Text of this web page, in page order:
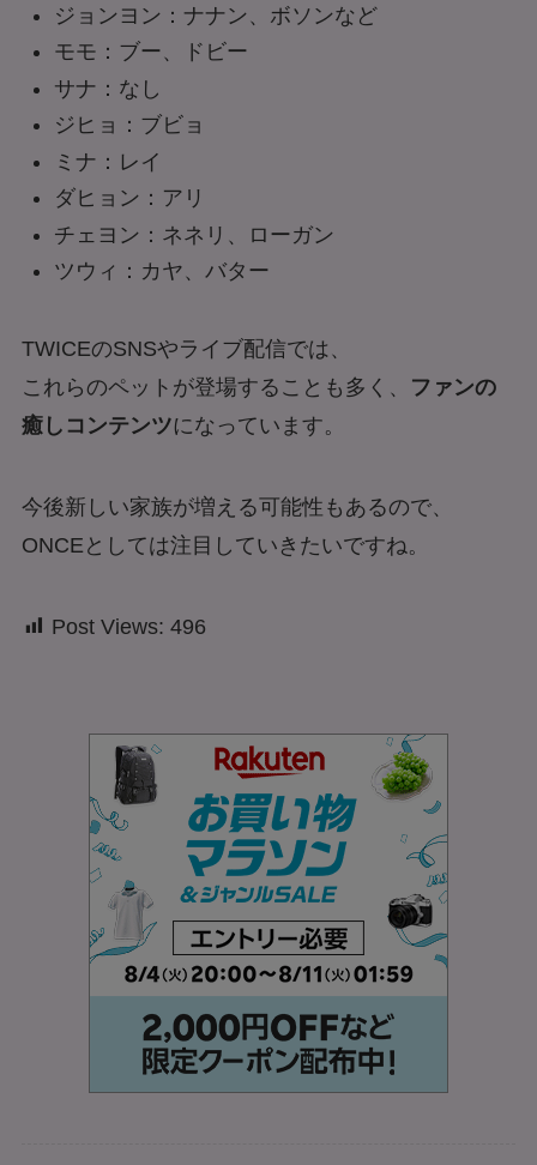
ジョンヨン：ナナン、ボソンなど
モモ：ブー、ドビー
サナ：なし
ジヒョ：ブビョ
ミナ：レイ
ダヒョン：アリ
チェヨン：ネネリ、ローガン
ツウィ：カヤ、バター
TWICEのSNSやライブ配信では、
これらのペットが登場することも多く、
ファンの
癒しコンテンツになっています。
今後新しい家族が増える可能性もあるので、
ONCEとしては注目していきたいですね。
Post Views: 496